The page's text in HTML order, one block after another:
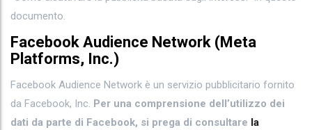
documento.
Facebook Audience Network (Meta
Platforms, Inc.)
Facebook Audience Network è un servizio pubblicitario fornito
da Facebook, Inc. Per una comprensione dell’utilizzo dei
dati da parte di Facebook, si prega di consultare la